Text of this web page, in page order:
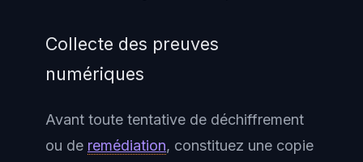
Collecte des preuves
numériques
Avant toute tentative de déchiffrement
ou de remédiation, constituez une copie